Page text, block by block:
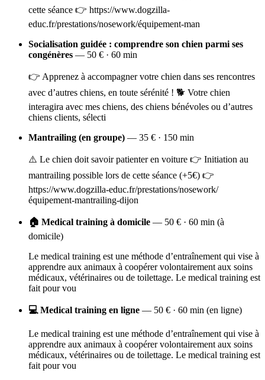
cette séance 👉 https://www.dogzilla-
educ.fr/prestations/nosework/équipement-man
Socialisation guidée : comprendre son chien parmi ses
congénères — 50 € · 60 min
👉 Apprenez à accompagner votre chien dans ses rencontres
avec d’autres chiens, en toute sérénité ! 🐕 Votre chien
interagira avec mes chiens, des chiens bénévoles ou d’autres
chiens clients, sélecti
Mantrailing (en groupe) — 35 € · 150 min
⚠️ Le chien doit savoir patienter en voiture 👉 Initiation au
mantrailing possible lors de cette séance (+5€) 👉
https://www.dogzilla-educ.fr/prestations/nosework/
équipement-mantrailing-dijon
🏠 Medical training à domicile — 50 € · 60 min (à
domicile)
Le medical training est une méthode d’entraînement qui vise à
apprendre aux animaux à coopérer volontairement aux soins
médicaux, vétérinaires ou de toilettage. Le medical training est
fait pour vou
💻 Medical training en ligne — 50 € · 60 min (en ligne)
Le medical training est une méthode d’entraînement qui vise à
apprendre aux animaux à coopérer volontairement aux soins
médicaux, vétérinaires ou de toilettage. Le medical training est
fait pour vou